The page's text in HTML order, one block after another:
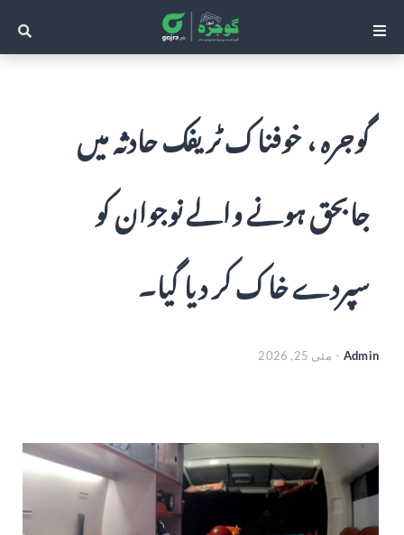
گوجرہ ، خوفناک ٹریفک حادثہ میں
جابحق ہونے والے نوجوان کو
سپردے خاک کر دیا گیا۔
Admin
- مئی 25, 2026